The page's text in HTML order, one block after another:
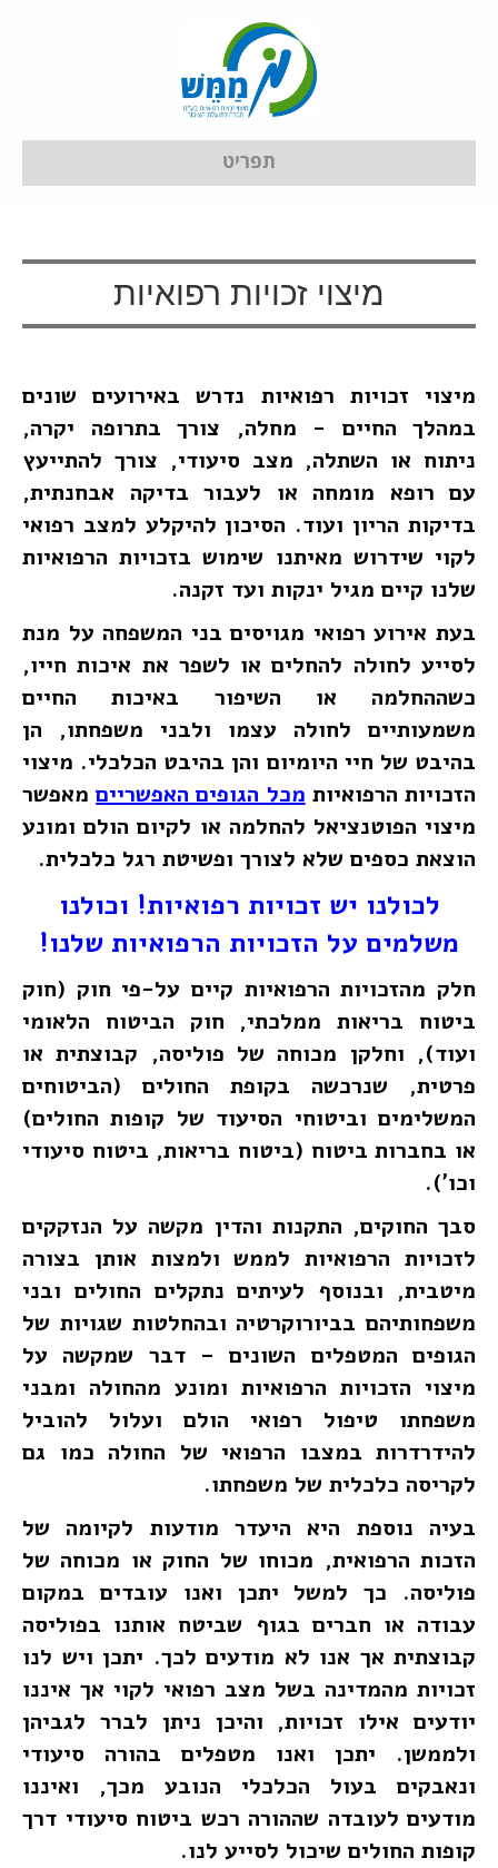
תפריט
מיצוי זכויות רפואיות
מיצוי זכויות רפואיות נדרש באירועים שונים
במהלך החיים - מחלה, צורך בתרופה יקרה,
ניתוח או השתלה, מצב סיעודי, צורך להתייעץ
עם רופא מומחה או לעבור בדיקה אבחנתית,
בדיקות הריון ועוד. הסיכון להיקלע למצב רפואי
לקוי שידרוש מאיתנו שימוש בזכויות הרפואיות
שלנו קיים מגיל ינקות ועד זקנה.
בעת אירוע רפואי מגויסים בני המשפחה על מנת
לסייע לחולה להחלים או לשפר את איכות חייו,
כשההחלמה או השיפור באיכות החיים
משמעותיים לחולה עצמו ולבני משפחתו, הן
בהיבט של חיי היומיום והן בהיבט הכלכלי. מיצוי
הזכויות הרפואיות מכל הגופים האפשרייםמאפשר
מיצוי הפוטנציאל להחלמה או לקיום הולם ומונע
הוצאת כספים שלא לצורך ופשיטת רגל כלכלית.
לכולנו יש זכויות רפואיות! וכולנו
משלמים על הזכויות הרפואיות שלנו!
חלק מהזכויות הרפואיות קיים על-פי חוק (חוק
ביטוח בריאות ממלכתי, חוק הביטוח הלאומי
ועוד), וחלקן מכוחה של פוליסה, קבוצתית או
פרטית, שנרכשה בקופת החולים (הביטוחים
המשלימים וביטוחי הסיעוד של קופות החולים)
או בחברות ביטוח (ביטוח בריאות, ביטוח סיעודי
וכו').
סבך החוקים, התקנות והדין מקשה על הנזקקים
לזכויות הרפואיות לממש ולמצות אותן בצורה
מיטבית, ובנוסף לעיתים נתקלים החולים ובני
משפחותיהם בביורוקרטיה ובהחלטות שגויות של
הגופים המטפלים השונים – דבר שמקשה על
מיצוי הזכויות הרפואיות ומונע מהחולה ומבני
משפחתו טיפול רפואי הולם ועלול להוביל
להידרדרות במצבו הרפואי של החולה כמו גם
לקריסה כלכלית של משפחתו.
בעיה נוספת היא היעדר מודעות לקיומה של
הזכות הרפואית, מכוחו של החוק או מכוחה של
פוליסה. כך למשל יתכן ואנו עובדים במקום
עבודה או חברים בגוף שביטח אותנו בפוליסה
קבוצתית אך אנו לא מודעים לכך. יתכן ויש לנו
זכויות מהמדינה בשל מצב רפואי לקוי אך איננו
יודעים אילו זכויות, והיכן ניתן לברר לגביהן
ולממשן. יתכן ואנו מטפלים בהורה סיעודי
ונאבקים בעול הכלכלי הנובע מכך, ואיננו
מודעים לעובדה שההורה רכש ביטוח סיעודי דרך
קופות החולים שיכול לסייע לנו.